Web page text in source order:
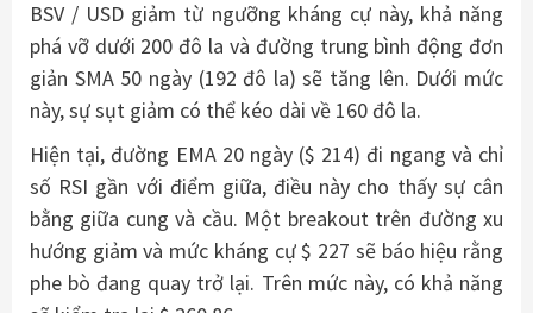
BSV / USD giảm từ ngưỡng kháng cự này, khả năng
phá vỡ dưới 200 đô la và đường trung bình động đơn
giản SMA 50 ngày (192 đô la) sẽ tăng lên. Dưới mức
này, sự sụt giảm có thể kéo dài về 160 đô la.
Hiện tại, đường EMA 20 ngày ($ 214) đi ngang và chỉ
số RSI gần với điểm giữa, điều này cho thấy sự cân
bằng giữa cung và cầu. Một breakout trên đường xu
hướng giảm và mức kháng cự $ 227 sẽ báo hiệu rằng
phe bò đang quay trở lại. Trên mức này, có khả năng